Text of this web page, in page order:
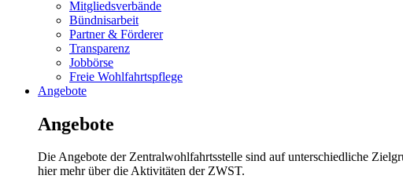
Mitgliedsverbände
Bündnisarbeit
Partner & Förderer
Transparenz
Jobbörse
Freie Wohlfahrtspflege
Angebote
Angebote
Die Angebote der Zentralwohlfahrtsstelle sind auf unterschiedliche
hier mehr über die Aktivitäten der ZWST.